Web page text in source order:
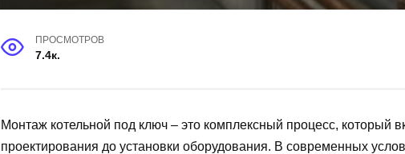
ПРОСМОТРОВ
7.4к.
Монтаж котельной под ключ – это комплексный процесс, который
проектирования до установки оборудования. В современных